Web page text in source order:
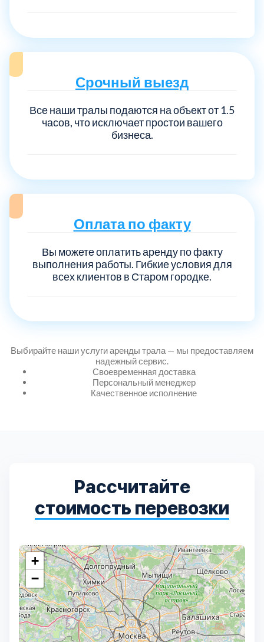
Срочный выезд
Все наши тралы подаются на объект от 1.5
часов, что исключает простои вашего
бизнеса.
Оплата по факту
Вы можете оплатить аренду по факту
выполнения работы. Гибкие условия для
всех клиентов в Старом городке.
Выбирайте наши услуги аренды трала — мы предоставляем
надежный сервис.
Своевременная доставка
Персональный менеджер
Качественное исполнение
Рассчитайте
стоимость перевозки
+
−
Богородский
Егорьевский
Зеленоградский 1
Истринский 11
Каширский 2